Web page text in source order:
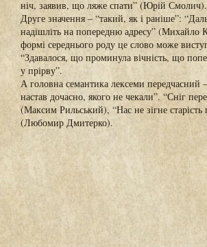
ніч, заявив, що ляже спати” (Юрій Смолич).
Друге значення – “такий, як і раніше”:
надішліть на попередню адресу”
формі середнього роду це слово може
“Здавалося, що проминула вічність, що
у прірву”.
А головна семантика лексеми передчасний
настав дочасно, якого не чекали”. “Сніг
(Максим Рильський), “Нас не зігне старість
(Любомир Дмитерко).